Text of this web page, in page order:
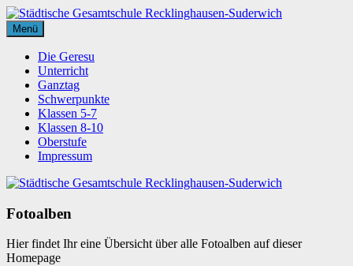
Zum
Inhalt
springen
Städtische
Gesamtschule
Recklinghausen-
Suderwich
Menü
Die Geresu
Unterricht
Ganztag
Schwerpunkte
Klassen 5-7
Klassen 8-10
Oberstufe
Impressum
Fotoalben
Hier findet Ihr eine Übersicht über alle Fotoalben auf dieser
Homepage